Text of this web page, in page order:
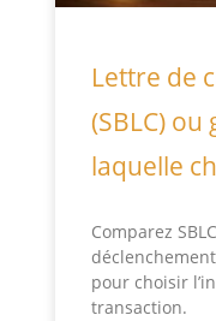
Lettre de
(SBLC)
laquelle
Comparez
pour choisir
transaction.